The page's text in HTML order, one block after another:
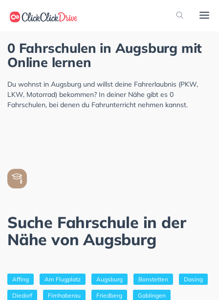
0 Fahrschulen in Augsburg mit
Online lernen
Du wohnst in Augsburg und willst deine Fahrerlaubnis (PKW,
LKW, Motorrad) bekommen? In deiner Nähe gibt es 0
Fahrschulen, bei denen du Fahrunterricht nehmen kannst.
Suche Fahrschule in der
Nähe von Augsburg
Affing Am Flugplatz Augsburg Bonstetten Dasing
Diedorf Firnhaberau Friedberg Gablingen